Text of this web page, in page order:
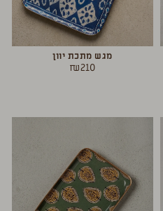
מגש מתכת יוון
₪210